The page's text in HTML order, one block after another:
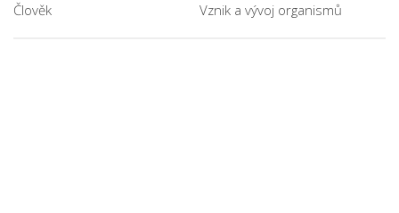
Člověk Vznik a vývoj organismů